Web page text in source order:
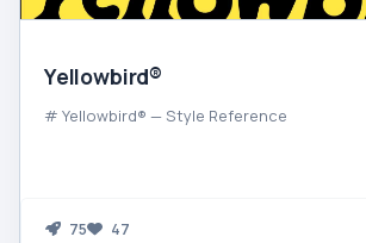
Yellowbird®
# Yellowbird® — Style Reference
75 47